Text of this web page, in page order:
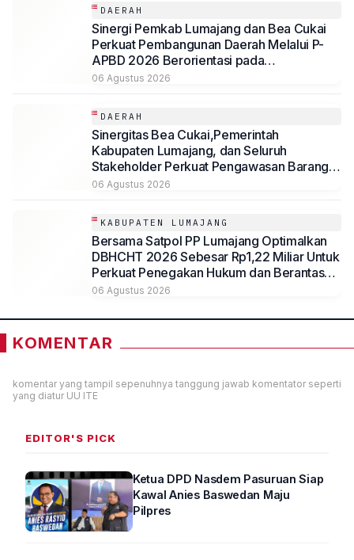
DAERAH
Sinergi Pemkab Lumajang dan Bea Cukai
Perkuat Pembangunan Daerah Melalui P-
APBD 2026 Berorientasi pada
Kesejahteraan Masyarakat
06 Agustus 2026
DAERAH
Sinergitas Bea Cukai,Pemerintah
Kabupaten Lumajang, dan Seluruh
Stakeholder Perkuat Pengawasan Barang
Kena Cukai Ilegal Melalui Pemanfaatan
06 Agustus 2026
KABUPATEN LUMAJANG
Bersama Satpol PP Lumajang Optimalkan
DBHCHT 2026 Sebesar Rp1,22 Miliar Untuk
Perkuat Penegakan Hukum dan Berantas
Rokok Ilegal
06 Agustus 2026
KOMENTAR
komentar yang tampil sepenuhnya tanggung jawab komentator seperti
yang diatur UU ITE
EDITOR'S PICK
Ketua DPD Nasdem Pasuruan Siap
Kawal Anies Baswedan Maju
Pilpres